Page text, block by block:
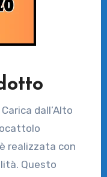
dall’Alto
realizzata con
Questo